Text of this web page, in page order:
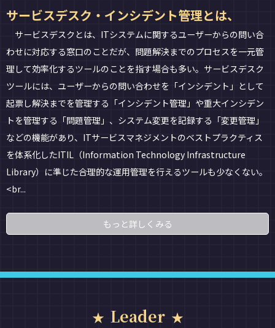
サービスデスク・インシデント管理とは、
サービスデスクとは、ITシステムに関するユーザーからの問い合
わせに対応する窓口のことだが、問題解決までのプロセスを一元管
理して効率化するツールのことを指す場合も多い。サービスデスク
ツールには、ユーザーからの問い合わせを「インシデント」として
起票し解決までを管理する「インシデント管理」や重大インシデン
トを管理する「問題管理」、システム変更を記録する「変更管理」
などの機能があり、ITサービスマネジメントのベストプラクティス
を体系化したITIL（Information Technology Infrastructure
Library）に準じた合理的な運用管理を行えるツールも少なくない。
<br...
もっと詳しくみる
Leader